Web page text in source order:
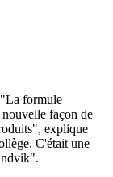
"La formule
façon de
explique
C'était une